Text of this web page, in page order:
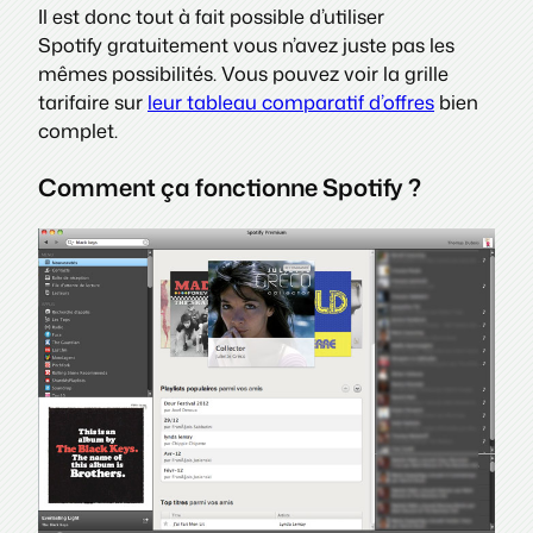
Il est donc tout à fait possible d’utiliser
Spotify gratuitement vous n’avez juste pas les
mêmes possibilités. Vous pouvez voir la grille
tarifaire sur leur tableau comparatif d’offres bien
complet.
Comment ça fonctionne Spotify ?